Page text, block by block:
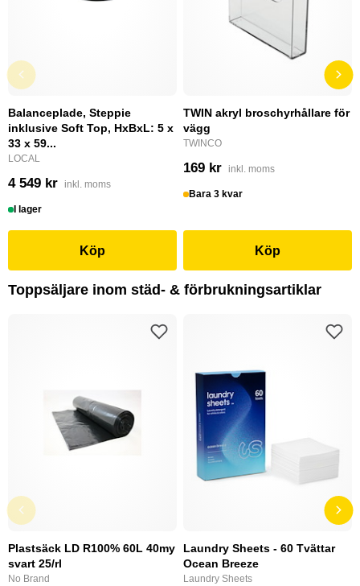
Balanceplade, Steppie
inklusive Soft Top, HxBxL: 5 x
33 x 59...
LOCAL
4 549 kr inkl. moms
I lager
Köp
TWIN akryl broschyrhållare för
vägg
TWINCO
169 kr inkl. moms
Bara 3 kvar
Köp
Toppsäljare inom städ- & förbrukningsartiklar
Plastsäck LD R100% 60L 40my
svart 25/rl
No Brand
Laundry Sheets - 60 Tvättar
Ocean Breeze
Laundry Sheets